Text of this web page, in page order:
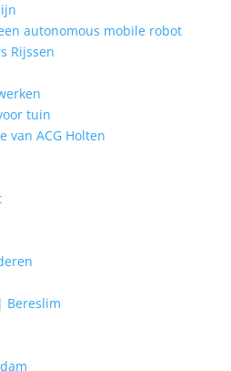
autonomous mobile robot
Rijssen
tuin
van ACG Holten
Bereslim